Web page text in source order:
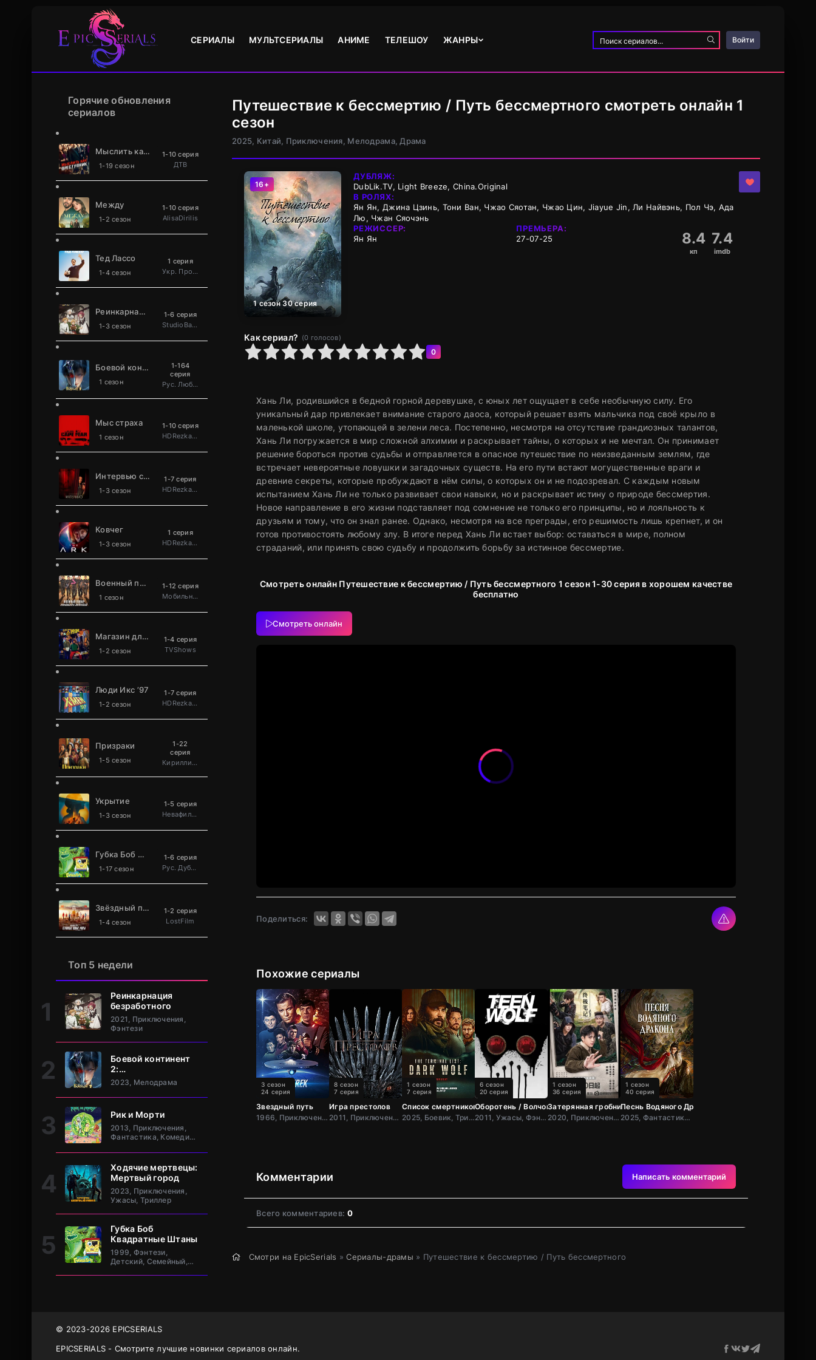
СЕРИАЛЫ МУЛЬТСЕРИАЛЫ АНИМЕ ТЕЛЕШОУ ЖАНРЫ Войти
Горячие обновления
сериалов
Мыслить как преступник
1-19 сезон
1-10 серия
ДТВ
Между
1-2 сезон
1-10 серия
AlisaDirilis
Тед Лассо
1-4 сезон
1 серия
Укр. Проф. багатоголосий
Реинкарнация безработного
1-3 сезон
1-6 серия
StudioBand
Боевой континент 2: Непревзойдённый клан Та
1 сезон
1-164
серия
Рус. Люб. многоголосый
Мыс страха
1 сезон
1-10 серия
HDRezka Studio
Интервью с вампиром
1-3 сезон
1-7 серия
HDRezka Studio
Ковчег
1-3 сезон
1 серия
HDRezka Studio
Военный повар становится легендой
1 сезон
1-12 серия
Мобильное телевидение
Магазин для киллеров
1-2 сезон
1-4 серия
TVShows
Люди Икс ’97
1-2 сезон
1-7 серия
HDRezka Studio
Призраки
1-5 сезон
1-22
серия
Кириллица
Укрытие
1-3 сезон
1-5 серия
Невафильм
Губка Боб Квадратные Штаны
1-17 сезон
1-6 серия
Рус. Дублированный
Звёздный путь: Странные новые миры
1-4 сезон
1-2 серия
LostFilm
Топ 5 недели
Реинкарнация
безработного
2021, Приключения,
Фэнтези
Боевой континент
2:
Непревзойдённый
клан Та
2023, Мелодрама
Рик и Морти
2013, Приключения,
Фантастика, Комедия,
Ходячие мертвецы:
Мертвый город
2023, Приключения,
Ужасы, Триллер
Губка Боб
Квадратные Штаны
1999, Фэнтези,
Детский, Семейный,
Путешествие к бессмертию / Путь бессмертного смотреть онлайн 1
сезон
2025, Китай, Приключения, Мелодрама, Драма
16+
1 сезон 30 серия
Как сериал? (0 голосов)
5 6 7 8 9 10 0
ДУБЛЯЖ:
DubLik.TV, Light Breeze, China.Original
В РОЛЯХ:
Ян Ян, Джина Цзинь, Тони Ван, Чжао Сяотан, Чжао Цин, Jiayue Jin, Ли Найвэнь, Пол Чэ, Ада
Лю, Чжан Сяочэнь
РЕЖИССЕР:
Ян Ян
ПРЕМЬЕРА:
27-07-25
8.4
кп
7.4
imdb
Хань Ли, родившийся в бедной горной деревушке, с юных лет ощущает в себе необычную силу. Его
уникальный дар привлекает внимание старого даоса, который решает взять мальчика под своё крыло в
маленькой школе, утопающей в зелени леса. Постепенно, несмотря на отсутствие грандиозных талантов,
Хань Ли погружается в мир сложной алхимии и раскрывает тайны, о которых и не мечтал. Он принимает
решение бороться против судьбы и отправляется в опасное путешествие по неизведанным землям, где
встречает невероятные ловушки и загадочных существ. На его пути встают могущественные враги и
древние секреты, которые пробуждают в нём силы, о которых он и не подозревал. С каждым новым
испытанием Хань Ли не только развивает свои навыки, но и раскрывает истину о природе бессмертия.
Новое направление в его жизни подставляет под сомнение не только его принципы, но и лояльность к
друзьям и тому, что он знал ранее. Однако, несмотря на все преграды, его решимость лишь крепнет, и он
готов противостоять любому злу. В итоге перед Хань Ли встает выбор: оставаться в мире, полном
страданий, или принять свою судьбу и продолжить борьбу за истинное бессмертие.
Смотреть онлайн Путешествие к бессмертию / Путь бессмертного 1 сезон 1-30 серия в хорошем качестве
бесплатно
Смотреть онлайн
Поделиться:
Похожие сериалы
Звездный путь
1966, Приключения, Фантастика, Боевик, США
3 сезон
24 серия
Игра престолов
2011, Приключения, Фэнтези, Блокбастер, Мистический, Боевик, Зарубежный, Мелодрама, Драма, США,
8 сезон
7 серия
Список смертников: Тёмный волк
2025, Боевик, Триллер, Драма, США
1 сезон
7 серия
Оборотень / Волчонок
2011, Ужасы, Фэнтези, Мистический, Комедия, Боевик, Триллер, Зарубежный, Мелодрама, Драма, США
6 сезон
20 серия
Затерянная гробница: Финальные заметки
2020, Приключения, Фэнтези, Китай
1 сезон
36 серия
Песнь Водяного Дракона / Песня водного
2025, Фантастика, Детектив, Китай
1 сезон
40 серия
Комментарии Написать комментарий
Всего комментариев: 0
Смотри на EpicSerials »Сериалы-драмы » Путешествие к бессмертию / Путь бессмертного
© 2023-2026 EPICSERIALS
EPICSERIALS - Смотрите лучшие новинки сериалов онлайн.